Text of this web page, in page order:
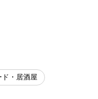
ド・居酒屋